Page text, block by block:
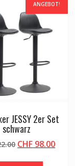
ANGEBOT!
JESSY 2er Set
schwarz
CHF 98.00